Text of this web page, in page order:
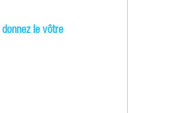
donnez le vôtre